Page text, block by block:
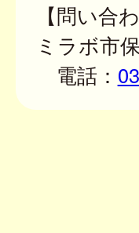
【問い合
ミラボ市
電話：